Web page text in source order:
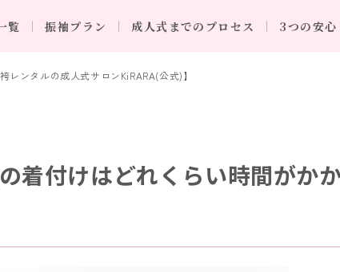
覧 振袖プラン 成人式までのプロセス 3つの安心
ンタルの成人式サロンKiRARA(公式)】
着付けはどれくらい時間がか